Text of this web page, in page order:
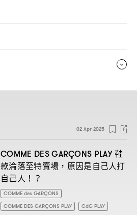
02 Apr 2025
COMME DES GARÇONS PLAY鞋
款淪落至特賣場 ， 原因是自己人打
自己人！？
COMME des GARÇONS
COMME DES GARÇONS PLAY
CdG PLAY